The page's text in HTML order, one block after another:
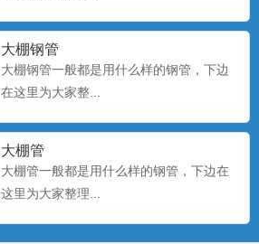
大棚钢管
大棚钢管一般都是用什么样的钢管，下边
在这里为大家整...
大棚管
大棚管一般都是用什么样的钢管，下边在
这里为大家整理...
大棚种植是一种种植技术，该技术是一种
科学的种植方式。...
种植大棚
大棚种植是一种种植技术，该技术是一种
科学的种植方式。...